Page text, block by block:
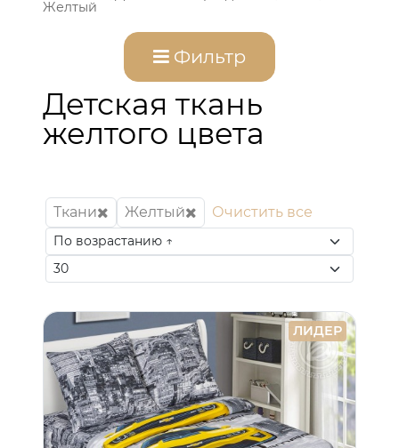
Желтый
Фильтр
Детская ткань
желтого цвета
Ткани Желтый Очистить все
ЛИДЕР